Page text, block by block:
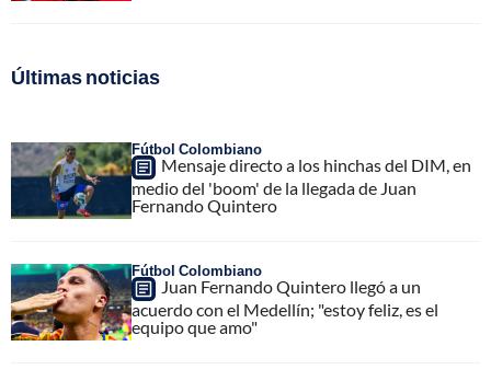
Últimas noticias
Fútbol Colombiano
Mensaje directo a los hinchas del DIM, en
medio del 'boom' de la llegada de Juan
Fernando Quintero
Fútbol Colombiano
Juan Fernando Quintero llegó a un
acuerdo con el Medellín; "estoy feliz, es el
equipo que amo"